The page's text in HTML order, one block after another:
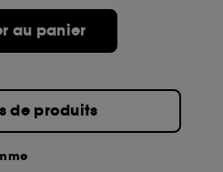
au panier
de produits
bouton "personnaliser mes
de "tout accepter".
les informations de
de votre activité en ligne
tous les cookies, cliques
Voous pouvez à tout
sur les cookies